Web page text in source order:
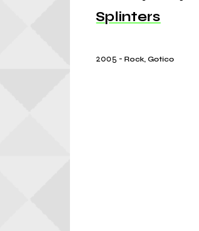
Splinters
2005 -Rock, Gotico